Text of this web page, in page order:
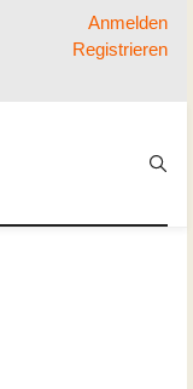
Anmelden
Registrieren